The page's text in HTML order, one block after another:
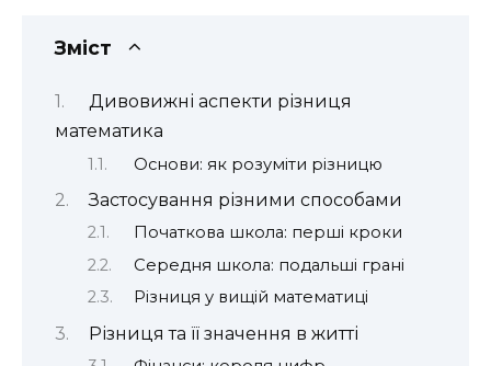
Зміст
Дивовижні аспекти різниця
математика
Основи: як розуміти різницю
Застосування різними способами
Початкова школа: перші кроки
Середня школа: подальші грані
Різниця у вищій математиці
Різниця та її значення в житті